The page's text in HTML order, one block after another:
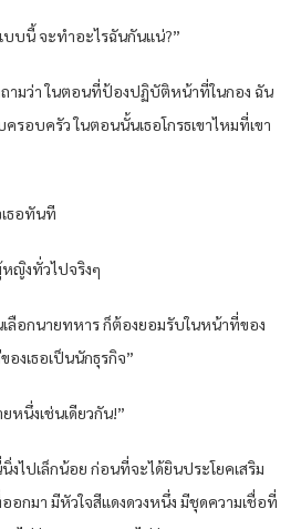
บบนี้ จะทำอะไรฉันกันแน่?”
ามว่า ในตอนที่ป้องปฏิบัติหน้าที่ในกอง ฉัน
รอบครัว ในตอนนั้นเธอโกรธเขาไหมที่เขา
เธอทันที
ญิงทั่วไปจริงๆ
เลือกนายทหาร ก็ต้องยอมรับในหน้าที่ของ
งเธอเป็นนักธุรกิจ”
หนึ่งเช่นเดียวกัน!”
งไปเล็กน้อย ก่อนที่จะได้ยินประโยคเสริม
อกมา มีหัวใจสีแดงดวงหนึ่ง มีชุดความเชื่อที่